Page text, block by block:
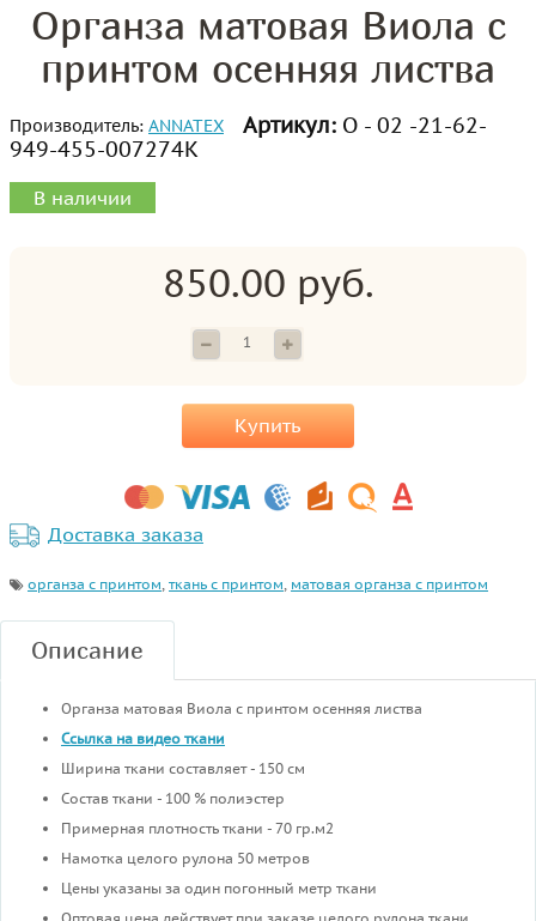
Органза матовая Виола с
принтом осенняя листва
Производитель: ANNATEX Артикул: О - 02 -21-62-
949-455-007274К
В наличии
850.00 руб.
Купить
Доставка заказа
органза с принтом, ткань с принтом, матовая органза с принтом
Описание
Органза матовая Виола с принтом осенняя листва
Ссылка на видео ткани
Ширина ткани составляет - 150 см
Состав ткани - 100 % полиэстер
Примерная плотность ткани - 70 гр.м2
Намотка целого рулона 50 метров
Цены указаны за один погонный метр ткани